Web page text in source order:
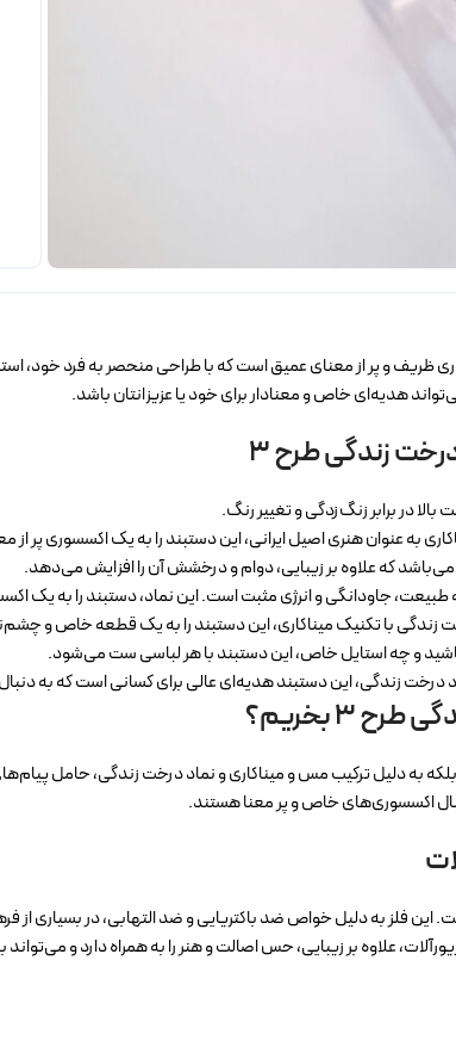
درخت زندگی طرح 3، یک اکسسوری ظریف و پر از معنای عمیق است که با طراحی
هدیه‌ای خاص و معنادار برای خود یا عزیزانتان باشد.
زندگی طرح 3
در برابر زنگ‌زدگی و تغییر رنگ.
به عنوان هنری اصیل ایرانی، این دستبند را به یک اکسسوری پر
که علاوه بر زیبایی، دوام و درخشش آن را افزایش می‌دهد.
جاودانگی و انرژی مثبت است. این نماد، دستبند را به یک
زندگی با تکنیک میناکاری، این دستبند را به یک قطعه خاص و
و چه استایل خاص، این دستبند با هر لباسی ست می‌شود.
درخت زندگی، این دستبند هدیه‌ای عالی برای کسانی است که به
3 بخریم؟
به دلیل ترکیب مس و میناکاری و نماد درخت زندگی، حامل
اکسسوری‌های خاص و پر معنا هستند.
فلز به دلیل خواص ضد باکتریایی و ضد التهابی، در بسیاری از
علاوه بر زیبایی، حس اصالت و هنر را به همراه دارد و می‌تواند